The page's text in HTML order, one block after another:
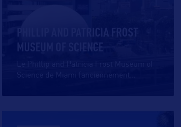
PHILLIP AND PATRICIA FROST
MUSEUM OF SCIENCE
Science de Miami (anciennement